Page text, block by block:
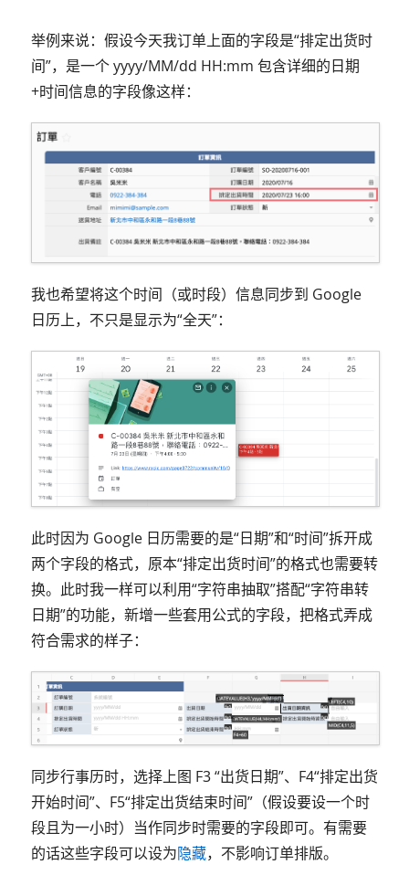
举例来说：假设今天我订单上面的字段是“排定出货时
间”，是一个 yyyy/MM/dd HH:mm 包含详细的日期
+时间信息的字段像这样：
我也希望将这个时间（或时段）信息同步到 Google
日历上，不只是显示为“全天”：
此时因为 Google 日历需要的是“日期”和“时间”拆开成
两个字段的格式，原本“排定出货时间”的格式也需要转
换。此时我一样可以利用“字符串抽取”搭配“字符串转
日期”的功能，新增一些套用公式的字段，把格式弄成
符合需求的样子：
同步行事历时，选择上图 F3 “出货日期”、F4“排定出货
开始时间”、F5“排定出货结束时间”（假设要设一个时
段且为一小时）当作同步时需要的字段即可。有需要
的话这些字段可以设为隐藏，不影响订单排版。